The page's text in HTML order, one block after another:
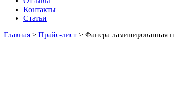
Контакты
Статьи
Главная > Прайс-лист > Фанера ламинированная